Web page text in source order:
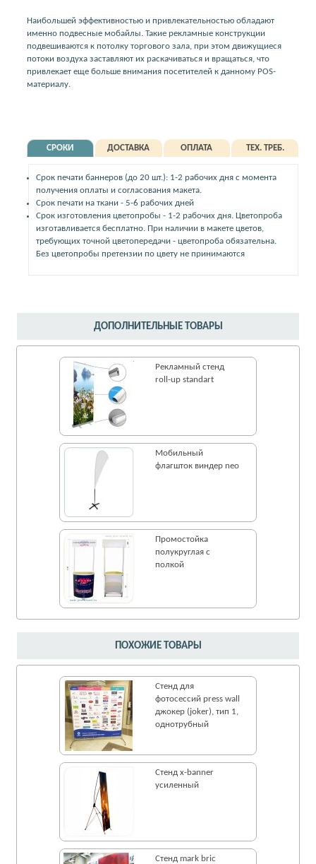
Наибольшей эффективностью и привлекательностью обладают
именно подвесные мобайлы. Такие рекламные конструкции
подвешиваются к потолку торгового зала, при этом движущиеся
потоки воздуха заставляют их раскачиваться и вращаться, что
привлекает еще больше внимания посетителей к данному POS-
материалу.
СРОКИ ДОСТАВКА ОПЛАТА ТЕХ. ТРЕБ.
Срок печати баннеров (до 20 шт.): 1-2 рабочих дня с момента
получения оплаты и согласования макета.
Срок печати на ткани - 5-6 рабочих дней
Срок изготовления цветопробы - 1-2 рабочих дня. Цветопроба
изготавливается бесплатно. При наличии в макете цветов,
требующих точной цветопередачи - цветопроба обязательна.
Без цветопробы претензии по цвету не принимаются
ПОХОЖИЕ ТОВАРЫ
Стенд для
фотосессий press wall
джокер (joker), тип 1,
однотрубный
Стенд x-banner
усиленный
Стенд mark bric
ДОПОЛНИТЕЛЬНЫЕ ТОВАРЫ
Рекламный стенд
roll-up standart
Мобильный
флагшток виндер neo
Промостойка
полукруглая с
полкой